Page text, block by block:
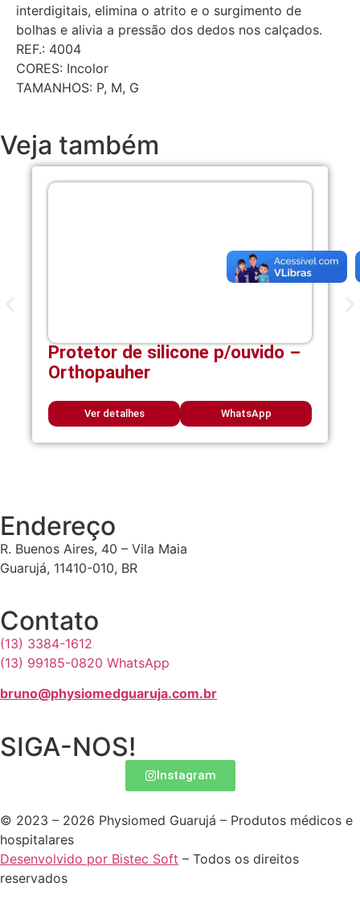
interdigitais, elimina o atrito e o surgimento de
bolhas e alivia a pressão dos dedos nos calçados.
REF.: 4004
CORES: Incolor
TAMANHOS: P, M, G
Veja também
Protetor de silicone p/ouvido –
Orthopauher
Ver detalhes WhatsApp
Endereço
R. Buenos Aires, 40 – Vila Maia
Guarujá, 11410-010, BR
Contato
(13) 3384-1612
(13) 99185-0820 WhatsApp
bruno@physiomedguaruja.com.br
SIGA-NOS!
Instagram
© 2023 – 2026 Physiomed Guarujá – Produtos médicos e
hospitalares
Desenvolvido por Bistec Soft – Todos os direitos
reservados